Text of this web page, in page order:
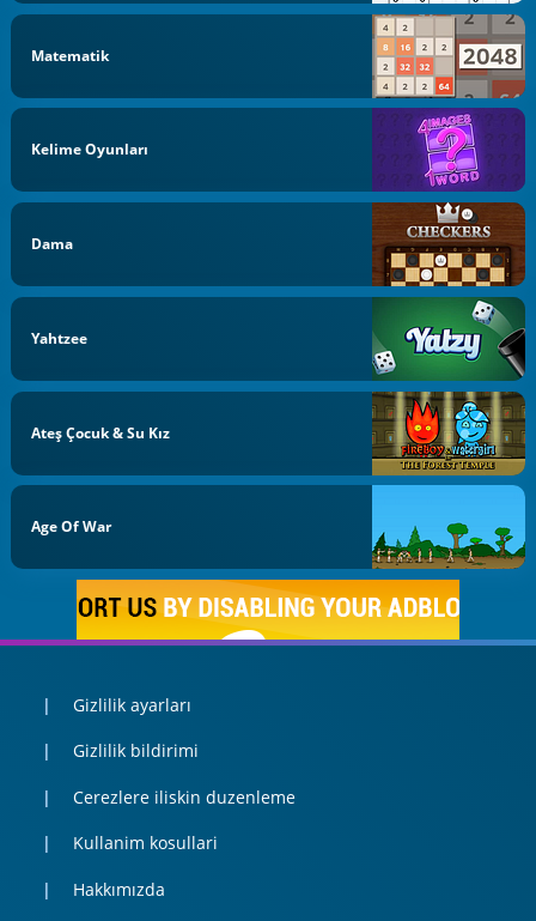
Matematik
Kelime Oyunları
Dama
Yahtzee
Ateş Çocuk & Su Kız
Age Of War
Gizlilik ayarları
Gizlilik bildirimi
Cerezlere iliskin duzenleme
Kullanim kosullari
Hakkımızda